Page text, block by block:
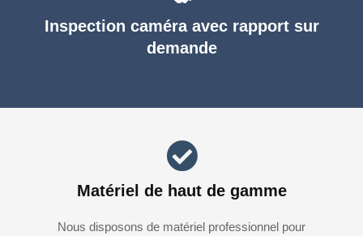
Inspection caméra avec rapport sur
demande
Matériel de haut de gamme
Nous disposons de matériel professionnel pour